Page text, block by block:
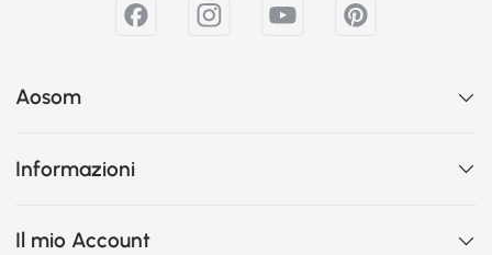
Aosom
Informazioni
Il mio Account